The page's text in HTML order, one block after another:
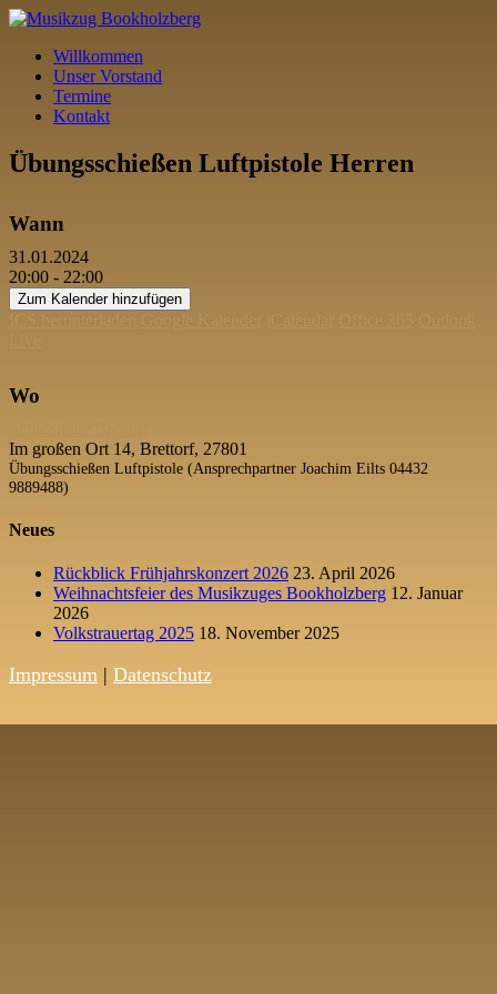
Willkommen
Unser Vorstand
Termine
Kontakt
Übungsschießen Luftpistole Herren
Wann
31.01.2024
20:00 - 22:00
Zum Kalender hinzufügen
Wo
Im großen Ort 14, Brettorf, 27801
Übungsschießen Luftpistole (Ansprechpartner Joachim Eilts 04432
9889488)
Neues
Rückblick Frühjahrskonzert 2026 23. April 2026
Weihnachtsfeier des Musikzuges Bookholzberg 12. Januar
2026
Volkstrauertag 2025 18. November 2025
Impressum | Datenschutz